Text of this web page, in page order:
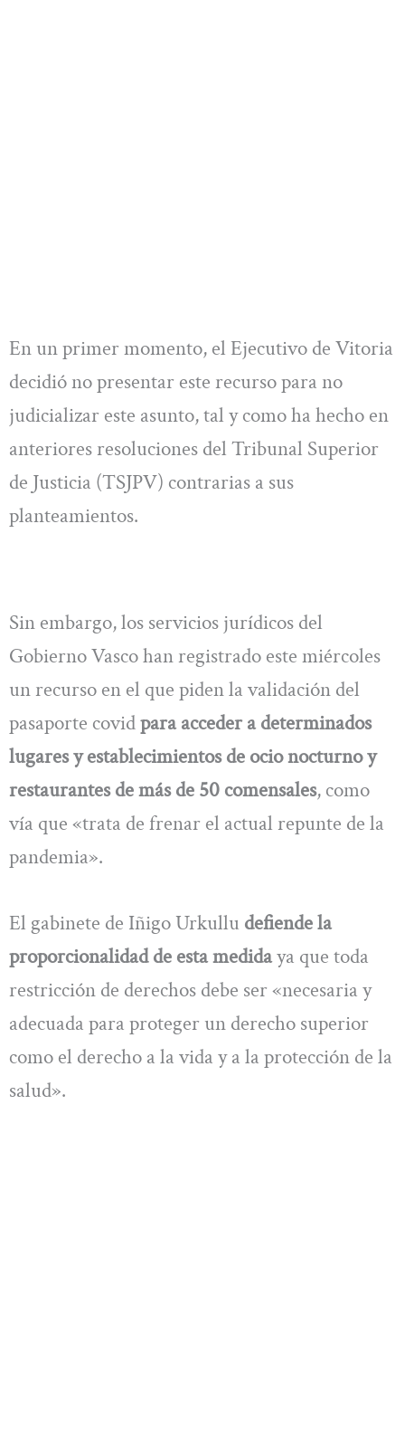
En un primer momento, el Ejecutivo de Vitoria
decidió no presentar este recurso para no
judicializar este asunto, tal y como ha hecho en
anteriores resoluciones del Tribunal Superior
de Justicia (TSJPV) contrarias a sus
planteamientos.
Sin embargo, los servicios jurídicos del
Gobierno Vasco han registrado este miércoles
un recurso en el que piden la validación del
pasaporte covidpara acceder a determinados
lugares y establecimientos de ocio nocturno y
restaurantes de más de 50 comensales, como
vía que «trata de frenar el actual repunte de la
pandemia».
El gabinete de Iñigo Urkullu defiende la
proporcionalidad de esta medidaya que toda
restricción de derechos debe ser «necesaria y
adecuada para proteger un derecho superior
como el derecho a la vida y a la protección de la
salud».